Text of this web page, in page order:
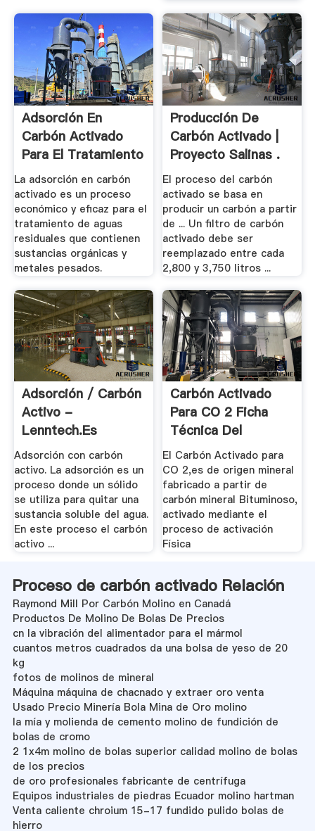
Adsorción En
Carbón Activado
Para El Tratamiento
.
La adsorción en carbón
activado es un proceso
económico y eficaz para el
tratamiento de aguas
residuales que contienen
sustancias orgánicas y
metales pesados.
Producción De
Carbón Activado |
Proyecto Salinas .
El proceso del carbón
activado se basa en
producir un carbón a partir
de ... Un filtro de carbón
activado debe ser
reemplazado entre cada
2,800 y 3,750 litros ...
Adsorción / Carbón
Activo -
Lenntech.es
Adsorción con carbón
activo. La adsorción es un
proceso donde un sólido
se utiliza para quitar una
sustancia soluble del agua.
En este proceso el carbón
activo ...
Carbón Activado
Para CO 2 Ficha
Técnica Del
Producto
El Carbón Activado para
CO 2,es de origen mineral
fabricado a partir de
carbón mineral Bituminoso,
activado mediante el
proceso de activación
Física
Proceso de carbón activado Relación
Raymond Mill Por Carbón Molino en Canadá
Productos De Molino De Bolas De Precios
cn la vibración del alimentador para el mármol
cuantos metros cuadrados da una bolsa de yeso de 20
kg
fotos de molinos de mineral
Máquina máquina de chacnado y extraer oro venta
Usado Precio Minería Bola Mina de Oro molino
la mía y molienda de cemento molino de fundición de
bolas de cromo
2 1x4m molino de bolas superior calidad molino de bolas
de los precios
de oro profesionales fabricante de centrífuga
Equipos industriales de piedras Ecuador molino hartman
Venta caliente chroium 15-17 fundido pulido bolas de
hierro